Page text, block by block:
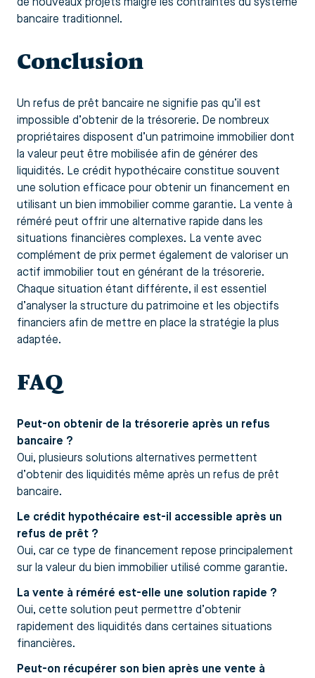
de nouveaux projets malgré les contraintes du système
bancaire traditionnel.
Conclusion
Un refus de prêt bancaire ne signifie pas qu’il est
impossible d’obtenir de la trésorerie. De nombreux
propriétaires disposent d’un patrimoine immobilier dont
la valeur peut être mobilisée afin de générer des
liquidités. Le crédit hypothécaire constitue souvent
une solution efficace pour obtenir un financement en
utilisant un bien immobilier comme garantie. La vente à
réméré peut offrir une alternative rapide dans les
situations financières complexes. La vente avec
complément de prix permet également de valoriser un
actif immobilier tout en générant de la trésorerie.
Chaque situation étant différente, il est essentiel
d’analyser la structure du patrimoine et les objectifs
financiers afin de mettre en place la stratégie la plus
adaptée.
FAQ
Peut-on obtenir de la trésorerie après un refus
bancaire ?
Oui, plusieurs solutions alternatives permettent
d’obtenir des liquidités même après un refus de prêt
bancaire.
Le crédit hypothécaire est-il accessible après un
refus de prêt ?
Oui, car ce type de financement repose principalement
sur la valeur du bien immobilier utilisé comme garantie.
La vente à réméré est-elle une solution rapide ?
Oui, cette solution peut permettre d’obtenir
rapidement des liquidités dans certaines situations
financières.
Peut-on récupérer son bien après une vente à